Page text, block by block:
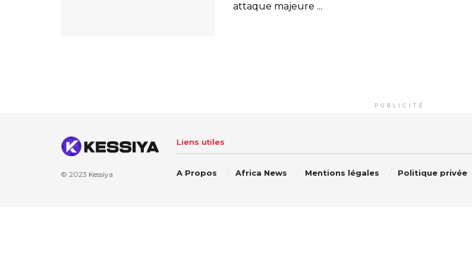
attaque majeure ...
PUBLICITÉ
© 2023 Kessiya
Liens utiles
A Propos Africa News Mentions légales Politique privée